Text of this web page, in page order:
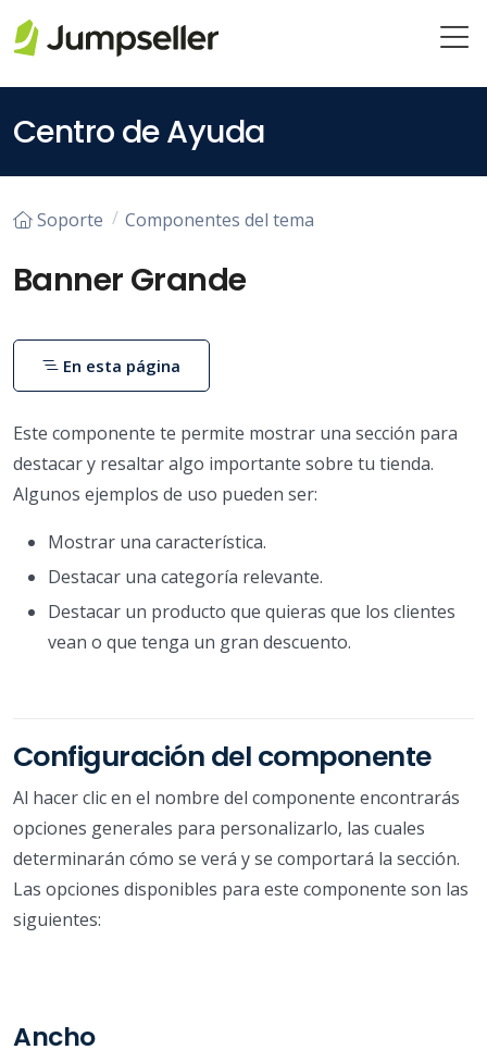
Centro de Ayuda
Soporte Componentes del tema
Banner Grande
Este componente te permite mostrar una sección para
destacar y resaltar algo importante sobre tu tienda.
Algunos ejemplos de uso pueden ser:
Mostrar una característica.
Destacar una categoría relevante.
Destacar un producto que quieras que los clientes
vean o que tenga un gran descuento.
Configuración del componente
Al hacer clic en el nombre del componente encontrarás
opciones generales para personalizarlo, las cuales
determinarán cómo se verá y se comportará la sección.
Las opciones disponibles para este componente son las
siguientes:
Ancho
En esta página